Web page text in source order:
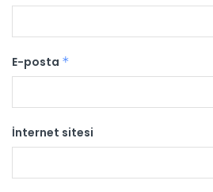
E-posta *
İnternet sitesi